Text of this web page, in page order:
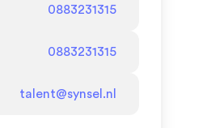
0883231315
0883231315
talent@synsel.nl